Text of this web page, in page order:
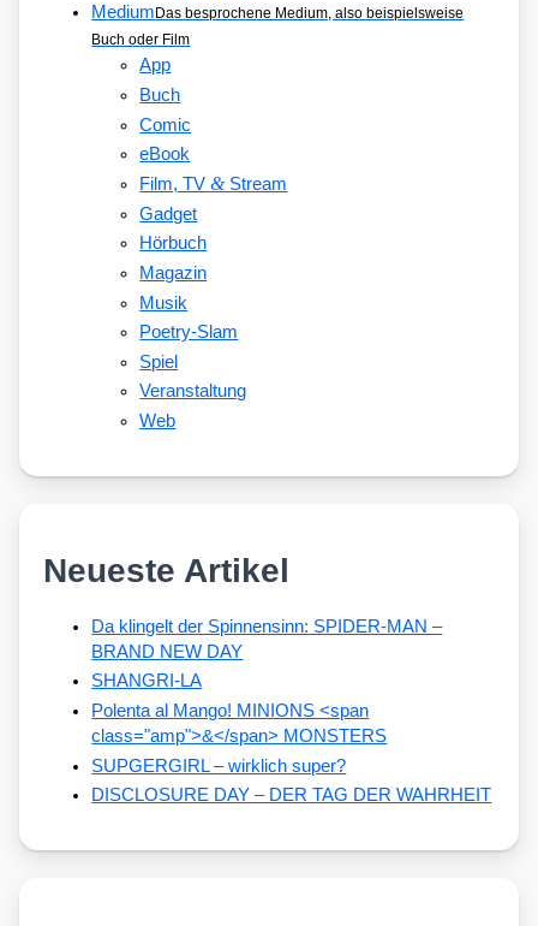
Medium Das besprochene Medium, also beispielsweise
Buch oder Film
App
Buch
Comic
eBook
Film, TV&Stream
Gadget
Hörbuch
Magazin
Musik
Poetry-Slam
Spiel
Veranstaltung
Web
Neueste Artikel
Da klingelt der Spinnensinn: SPIDER-MAN –
BRAND NEW DAY
SHANGRI-LA
Polenta al Mango! MINIONS <span
class="amp">&</span> MONSTERS
SUPGERGIRL – wirklich super?
DISCLOSURE DAY – DER TAG DER WAHRHEIT